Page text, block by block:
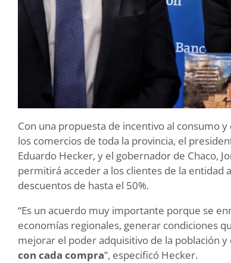
Con una propuesta de incentivo al consumo
los comercios de toda la provincia, el
Eduardo Hecker, y el gobernador de Chaco,
permitirá acceder a los clientes de la entidad
descuentos de hasta el 50%.
“Es un acuerdo muy importante porque se
economías regionales, generar condiciones
mejorar el poder adquisitivo de la población
con cada compra”, especificó Hecker.